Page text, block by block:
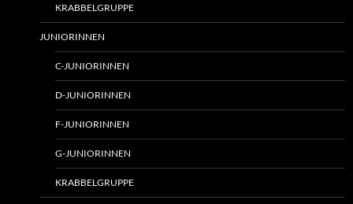
KRABBELGRUPPE
JUNIORINNEN
C-JUNIORINNEN
D-JUNIORINNEN
F-JUNIORINNEN
G-JUNIORINNEN
KRABBELGRUPPE